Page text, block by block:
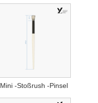
Mini -Stoßrush -Pinsel